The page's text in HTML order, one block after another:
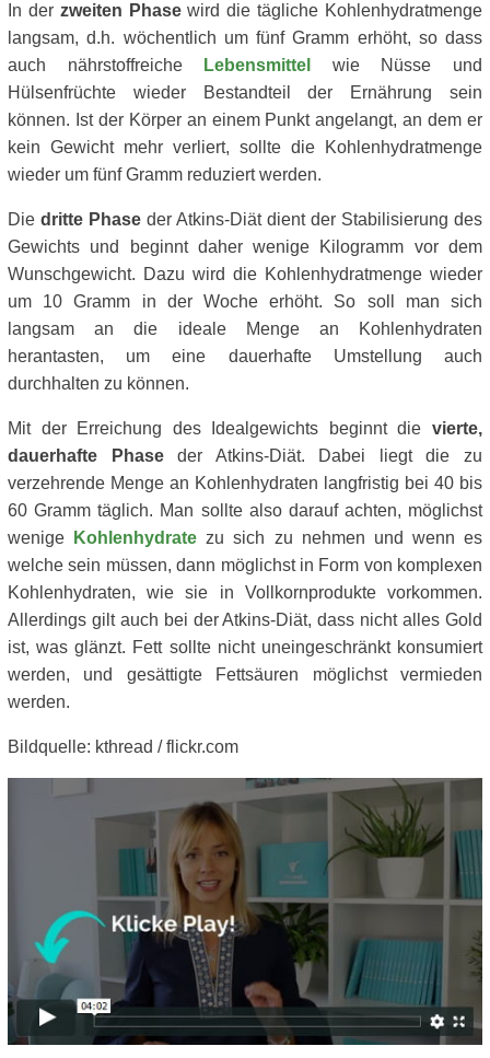
In der zweiten Phasewird die tägliche Kohlenhydratmenge
langsam, d.h. wöchentlich um fünf Gramm erhöht, so dass
auch nährstoffreiche
Lebensmittel
wie Nüsse und
Hülsenfrüchte wieder Bestandteil der Ernährung sein
können. Ist der Körper an einem Punkt angelangt, an dem er
kein Gewicht mehr verliert, sollte die Kohlenhydratmenge
wieder um fünf Gramm reduziert werden.
Die dritte Phase der Atkins-Diät dient der Stabilisierung des
Gewichts und beginnt daher wenige Kilogramm vor dem
Wunschgewicht. Dazu wird die Kohlenhydratmenge wieder
um 10 Gramm in der Woche erhöht. So soll man sich
langsam an die ideale Menge an Kohlenhydraten
herantasten, um eine dauerhafte Umstellung auch
durchhalten zu können.
Mit der Erreichung des Idealgewichts beginnt die vierte,
dauerhafte Phaseder Atkins-Diät. Dabei liegt die zu
verzehrende Menge an Kohlenhydraten langfristig bei 40 bis
60 Gramm täglich. Man sollte also darauf achten, möglichst
wenige
Kohlenhydrate zu sich zu nehmen und wenn es
welche sein müssen, dann möglichst in Form von komplexen
Kohlenhydraten, wie sie in Vollkornprodukte vorkommen.
Allerdings gilt auch bei der Atkins-Diät, dass nicht alles Gold
ist, was glänzt. Fett sollte nicht uneingeschränkt konsumiert
werden, und gesättigte Fettsäuren möglichst vermieden
werden.
Bildquelle: kthread / flickr.com